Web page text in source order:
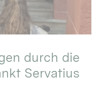
durch die
Servatius